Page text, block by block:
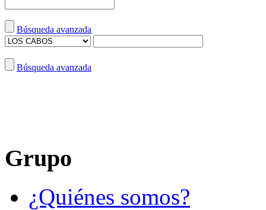
Búsqueda avanzada
Búsqueda avanzada
Grupo
¿Quiénes somos?